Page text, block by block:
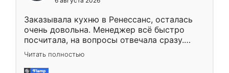
мебели буду заказывать только здесь.
Заказывала кухню в Ренессанс, осталась
очень довольна. Менеджер всё быстро
посчитала, на вопросы отвечала сразу.
Замерщик приехал в субботу, подошёл к
делу со всей ответственностью. Собрали
за день, ребята работали аккуратно, даже
Читать полностью